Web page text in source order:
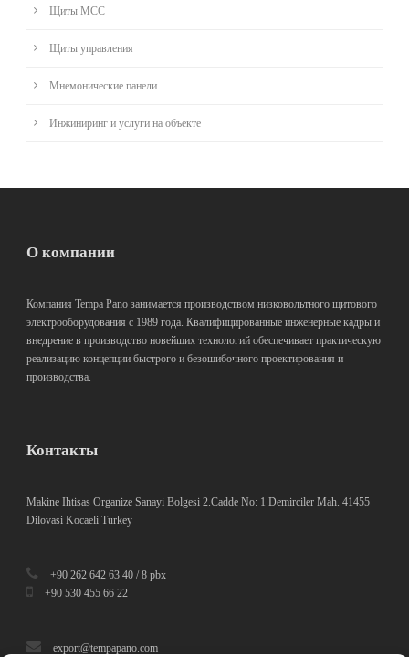
Щиты MCC
Щиты управления
Мнемонические панели
Инжиниринг и услуги на объекте
О компании
Компания Tempa Pano занимается производством низковольтного щитового
электрооборудования с 1989 года. Квалифицированные инженерные кадры и
внедрение в производство новейших технологий обеспечивает практическую
реализацию концепции быстрого и безошибочного проектирования и
производства.
Контакты
Makine Ihtisas Organize Sanayi Bolgesi 2.Cadde No: 1 Demirciler Mah. 41455
Dilovasi Kocaeli Turkey
+90 262 642 63 40 / 8 pbx
+90 530 455 66 22
export@tempapano.com